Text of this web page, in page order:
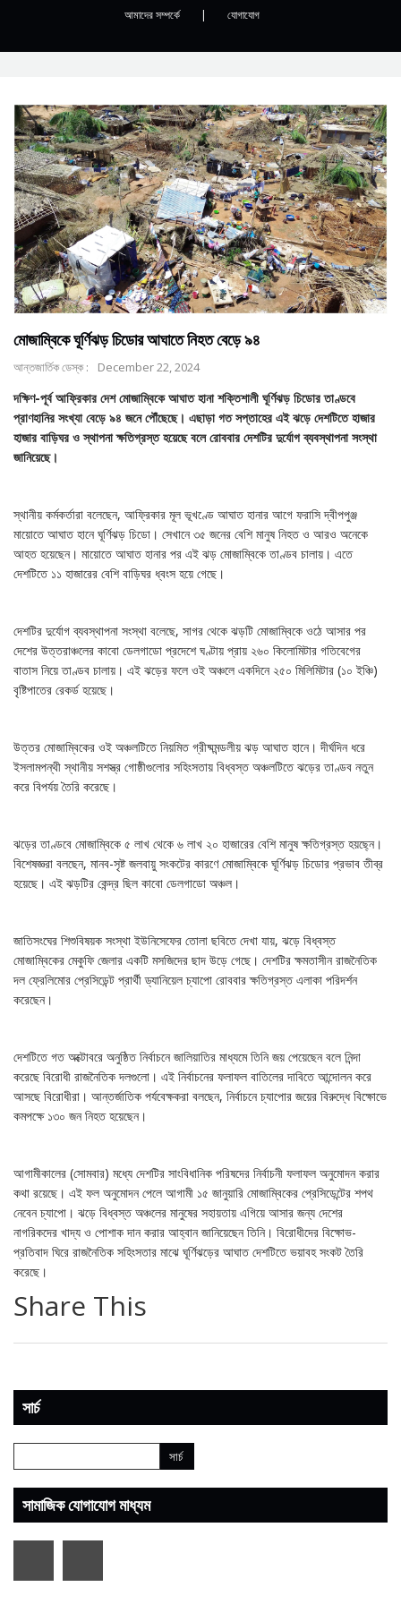
আমাদের সম্পর্কে | যোগাযোগ
মোজাম্বিকে ঘূর্ণিঝড় চিডোর আঘাতে নিহত বেড়ে ৯৪
আন্তজার্তিক ডেস্ক : December 22, 2024
দক্ষিণ-পূর্ব আফ্রিকার দেশ মোজাম্বিকে আঘাত হানা শক্তিশালী ঘূর্ণিঝড় চিডোর তাণ্ডবে
প্রাণহানির সংখ্যা বেড়ে ৯৪ জনে পৌঁছেছে। এছাড়া গত সপ্তাহের এই ঝড়ে দেশটিতে হাজার
হাজার বাড়িঘর ও স্থাপনা ক্ষতিগ্রস্ত হয়েছে বলে রোববার দেশটির দুর্যোগ ব্যবস্থাপনা সংস্থা
জানিয়েছে।
স্থানীয় কর্মকর্তারা বলেছেন, আফ্রিকার মূল ভূখণ্ডে আঘাত হানার আগে ফরাসি দ্বীপপুঞ্জ
মায়োতে আঘাত হানে ঘূর্ণিঝড় চিডো। সেখানে ৩৫ জনের বেশি মানুষ নিহত ও আরও অনেকে
আহত হয়েছেন। মায়োতে আঘাত হানার পর এই ঝড় মোজাম্বিকে তাণ্ডব চালায়। এতে
দেশটিতে ১১ হাজারের বেশি বাড়িঘর ধ্বংস হয়ে গেছে।
দেশটির দুর্যোগ ব্যবস্থাপনা সংস্থা বলেছে, সাগর থেকে ঝড়টি মোজাম্বিকে ওঠে আসার পর
দেশের উত্তরাঞ্চলের কাবো ডেলগাডো প্রদেশে ঘণ্টায় প্রায় ২৬০ কিলোমিটার গতিবেগের
বাতাস নিয়ে তাণ্ডব চালায়। এই ঝড়ের ফলে ওই অঞ্চলে একদিনে ২৫০ মিলিমিটার (১০ ইঞ্চি)
বৃষ্টিপাতের রেকর্ড হয়েছে।
উত্তর মোজাম্বিকের ওই অঞ্চলটিতে নিয়মিত গ্রীষ্মমন্ডলীয় ঝড় আঘাত হানে। দীর্ঘদিন ধরে
ইসলামপন্থী স্থানীয় সশস্ত্র গোষ্ঠীগুলোর সহিংসতায় বিধ্বস্ত অঞ্চলটিতে ঝড়ের তাণ্ডব নতুন
করে বিপর্যয় তৈরি করেছে।
ঝড়ের তাণ্ডবে মোজাম্বিকে ৫ লাখ থেকে ৬ লাখ ২০ হাজারের বেশি মানুষ ক্ষতিগ্রস্ত হয়ছ্নে।
বিশেষজ্ঞরা বলছেন, মানব-সৃষ্ট জলবায়ু সংকটের কারণে মোজাম্বিকে ঘূর্ণিঝড় চিডোর প্রভাব তীব্র
হয়েছে। এই ঝড়টির কেন্দ্র ছিল কাবো ডেলগাডো অঞ্চল।
জাতিসংঘের শিশুবিষয়ক সংস্থা ইউনিসেফের তোলা ছবিতে দেখা যায়, ঝড়ে বিধ্বস্ত
মোজাম্বিকের মেকুফি জেলার একটি মসজিদের ছাদ উড়ে গেছে। দেশটির ক্ষমতাসীন রাজনৈতিক
দল ফ্রেলিমোর প্রেসিডেন্ট প্রার্থী ড্যানিয়েল চ্যাপো রোববার ক্ষতিগ্রস্ত এলাকা পরিদর্শন
করেছেন।
দেশটিতে গত অক্টোবরে অনুষ্ঠিত নির্বাচনে জালিয়াতির মাধ্যমে তিনি জয় পেয়েছেন বলে নিন্দা
করেছে বিরোধী রাজনৈতিক দলগুলো। এই নির্বাচনের ফলাফল বাতিলের দাবিতে আন্দোলন করে
আসছে বিরোধীরা। আন্তর্জাতিক পর্যবেক্ষকরা বলছেন, নির্বাচনে চ্যাপোর জয়ের বিরুদ্ধে বিক্ষোভে
কমপক্ষে ১৩০ জন নিহত হয়েছেন।
আগামীকালের (সোমবার) মধ্যে দেশটির সাংবিধানিক পরিষদের নির্বাচনী ফলাফল অনুমোদন করার
কথা রয়েছে। এই ফল অনুমোদন পেলে আগামী ১৫ জানুয়ারি মোজাম্বিকের প্রেসিডেন্টের শপথ
নেবেন চ্যাপো। ঝড়ে বিধ্বস্ত অঞ্চলের মানুষের সহায়তায় এগিয়ে আসার জন্য দেশের
নাগরিকদের খাদ্য ও পোশাক দান করার আহ্বান জানিয়েছেন তিনি। বিরোধীদের বিক্ষোভ-
প্রতিবাদ ঘিরে রাজনৈতিক সহিংসতার মাঝে ঘূর্ণিঝড়ের আঘাত দেশটিতে ভয়াবহ সংকট তৈরি
করেছে।
Share This
সার্চ
সামাজিক যোগাযোগ মাধ্যম